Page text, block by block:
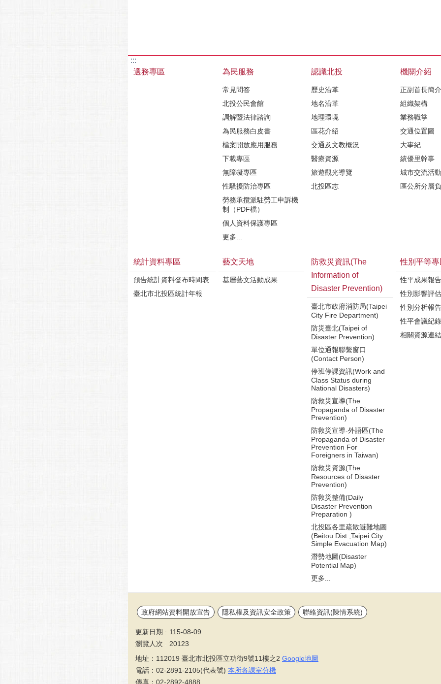
:::
選務專區
為民服務
常見問答
北投公民會館
調解暨法律諮詢
為民服務白皮書
檔案開放應用服務
下載專區
無障礙專區
性騷擾防治專區
勞務承攬派駐勞工申訴機
制（PDF檔）
個人資料保護專區
更多...
認識北投
歷史沿革
地名沿革
地理環境
區花介紹
交通及文教概況
醫療資源
旅遊觀光導覽
北投區志
機關介紹
正副首長簡介
組織架構
業務職掌
交通位置圖
大事紀
績優里幹事
城市交流活
區公所分層
統計資料專區
預告統計資料發布時間表
臺北市北投區統計年報
藝文天地
基層藝文活動成果
防救災資訊(The
Information of
Disaster Prevention)
臺北市政府消防局(Taipei
City Fire Department)
防災臺北(Taipei of
Disaster Prevention)
單位通報聯繫窗口
(Contact Person)
停班停課資訊(Work and
Class Status during
National Disasters)
防救災宣導(The
Propaganda of Disaster
Prevention)
防救災宣導-外語區(The
Propaganda of Disaster
Prevention For
Foreigners in Taiwan)
防救災資源(The
Resources of Disaster
Prevention)
防救災整備(Daily
Disaster Prevention
Preparation )
北投區各里疏散避難地圖
(Beitou Dist.,Taipei City
Simple Evacuation Map)
潛勢地圖(Disaster
Potential Map)
更多...
性別平等專
性平成果報告
性別影響評估
性別分析報告
性平會議紀錄
相關資源連結
政府網站資料開放宣告 隱私權及資訊安全政策 聯絡資訊(陳情系統)
更新日期
115-08-09
瀏覽人次
20123
地址：112019 臺北市北投區立功街9號11樓之2 Google地圖
電話：02-2891-2105(代表號) 本所各課室分機
傳真：02-2892-4888